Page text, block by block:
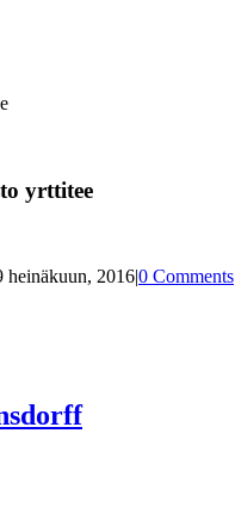
yrttitee
heinäkuun, 2016|0 Comments